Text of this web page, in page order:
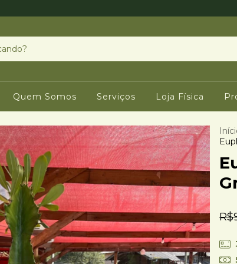
Quem Somos Serviços Loja Física